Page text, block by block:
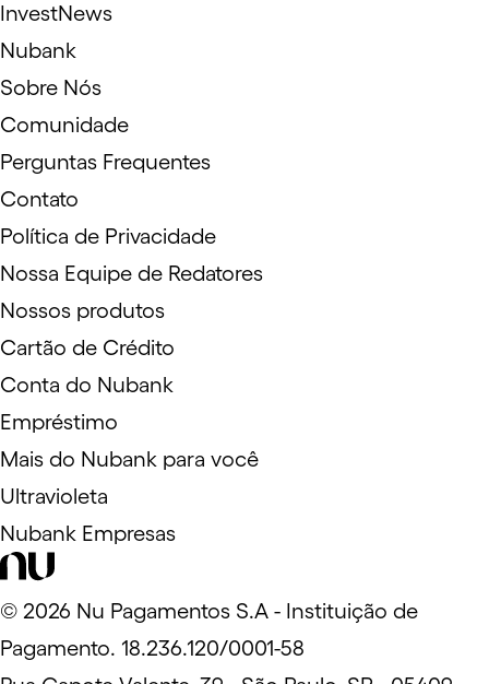
InvestNews
Nubank
Sobre Nós
Comunidade
Perguntas Frequentes
Contato
Política de Privacidade
Nossa Equipe de Redatores
Nossos produtos
Cartão de Crédito
Conta do Nubank
Empréstimo
Mais do Nubank para você
Ultravioleta
Nubank Empresas
© 2026 Nu Pagamentos S.A - Instituição de
Pagamento. 18.236.120/0001-58